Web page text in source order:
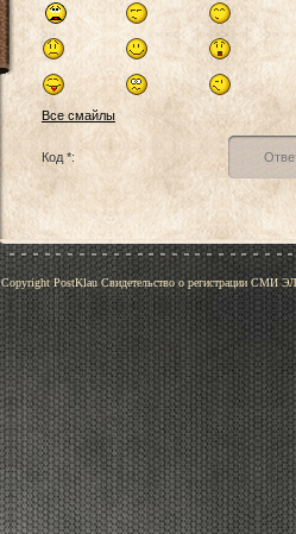
Все смайлы
Код *:
Copyright PostKlau Свидетельство о регистрации СМИ